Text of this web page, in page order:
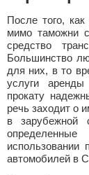
После того,
мимо таможни
средство
Большинство
для них, в то
услуги
прокату
речь заходит о
в зарубежной
использовании
автомобилей в